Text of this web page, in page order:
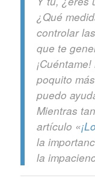
¿Qué
controlar
que te
poquito
puedo
Mientras
artículo «
la
la